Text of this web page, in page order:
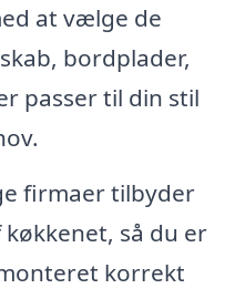
at vælge de
bordplader,
passer til din stil
firmaer tilbyder
så du er
korrekt